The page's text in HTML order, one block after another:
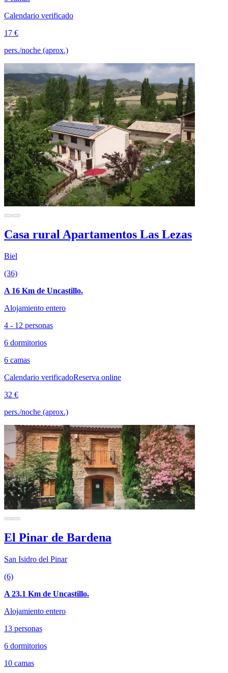
Calendario verificado
17 €
pers./noche (aprox.)
Casa rural Apartamentos Las Lezas
Biel
(36)
A 16 Km de Uncastillo.
Alojamiento entero
4 - 12 personas
6 dormitorios
6 camas
Calendario verificadoReserva online
32 €
pers./noche (aprox.)
El Pinar de Bardena
San Isidro del Pinar
(6)
A 23.1 Km de Uncastillo.
Alojamiento entero
13 personas
6 dormitorios
10 camas